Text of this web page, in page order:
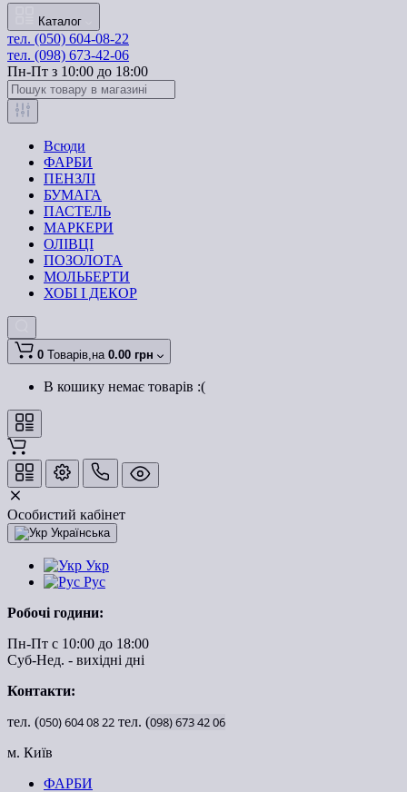
Каталог
тел. (050) 604-08-22
тел. (098) 673-42-06
Пн-Пт з 10:00 до 18:00
Всюди
ФАРБИ
ПЕНЗЛІ
БУМАГА
ПАСТЕЛЬ
МАРКЕРИ
ОЛІВЦІ
ПОЗОЛОТА
МОЛЬБЕРТИ
ХОБІ І ДЕКОР
0 Товарів,на 0.00 грн
В кошику немає товарів :(
Особистий кабінет
Українська
Укр
Рус
Робочі години:
Пн-Пт с 10:00 до 18:00
Суб-Нед. - вихідні дні
Контакти:
тел. (050)6040822 тел. (098)6734206
м. Київ
ФАРБИ